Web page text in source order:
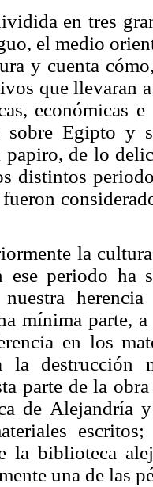
en tres
el medio
y cuenta
que llevaran
económicas
sobre Egipto y
de lo
distintos
fueron
la
ese periodo ha
mínima parte,
en los
la destrucción
parte de la
de Alejandría
la biblioteca
una de las